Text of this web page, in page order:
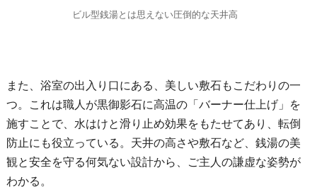
ビル型銭湯とは思えない圧倒的な天井高
また、浴室の出入り口にある、美しい敷石もこだわりの一
つ。これは職人が黒御影石に高温の「バーナー仕上げ」を
施すことで、水はけと滑り止め効果をもたせてあり、転倒
防止にも役立っている。天井の高さや敷石など、銭湯の美
観と安全を守る何気ない設計から、ご主人の謙虚な姿勢が
わかる。